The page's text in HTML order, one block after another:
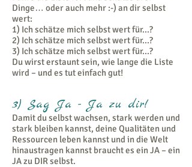
Dinge… oder auch mehr :-) an dir selbst
wert:
1) Ich schätze mich selbst wert für...?
2) Ich schätze mich selbst wert für...?
3) Ich schätze mich selbst wert für...?
Du wirst erstaunt sein, wie lange die Liste
wird – und es tut einfach gut!
3) Sag Ja - Ja zu dir!
Damit du selbst wachsen, stark werden und
stark bleiben kannst, deine Qualitäten und
Ressourcen leben kannst und in die Welt
hinaustragen kannst braucht es ein JA – ein
JA zu DIR selbst.